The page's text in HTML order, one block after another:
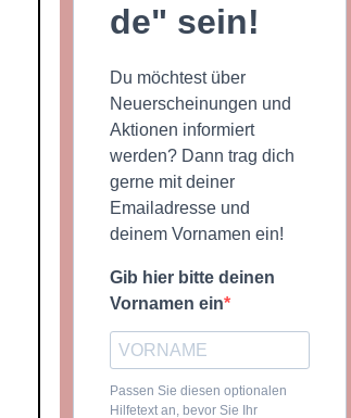
de" sein!
Du möchtest über
Neuerscheinungen und
Aktionen informiert
werden? Dann trag dich
gerne mit deiner
Emailadresse und
deinem Vornamen ein!
Gib hier bitte deinen
Vornamen ein
Passen Sie diesen optionalen
Hilfetext an, bevor Sie Ihr